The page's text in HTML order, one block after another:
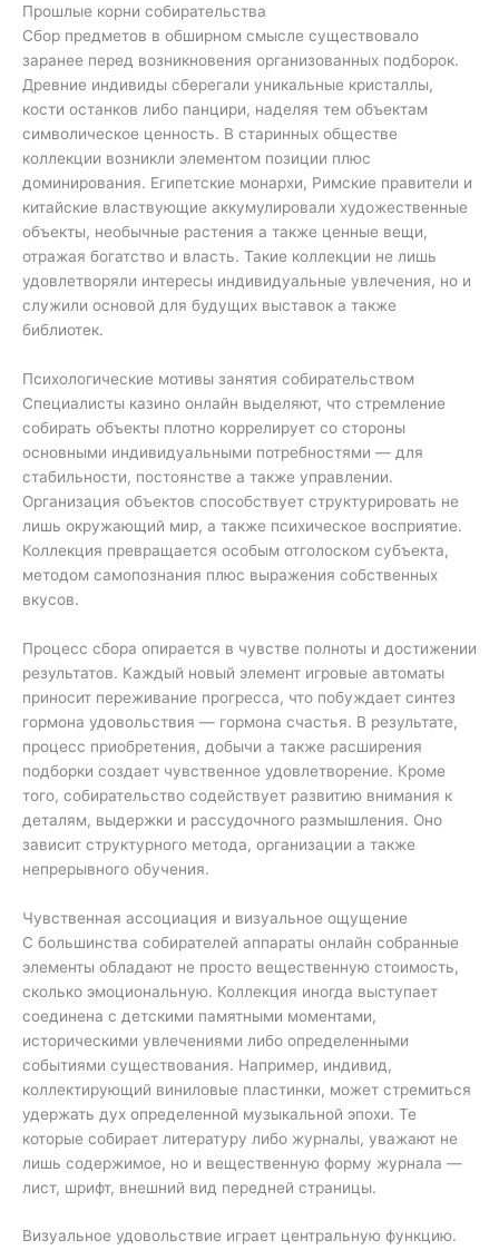
Прошлые корни собирательства
Сбор предметов в обширном смысле существовало
заранее перед возникновения организованных подборок.
Древние индивиды сберегали уникальные кристаллы,
кости останков либо панцири, наделяя тем объектам
символическое ценность. В старинных обществе
коллекции возникли элементом позиции плюс
доминирования. Египетские монархи, Римские правители и
китайские властвующие аккумулировали художественные
объекты, необычные растения а также ценные вещи,
отражая богатство и власть. Такие коллекции не лишь
удовлетворяли интересы индивидуальные увлечения, но и
служили основой для будущих выставок а также
библиотек.
Психологические мотивы занятия собирательством
Специалисты казино онлайн выделяют, что стремление
собирать объекты плотно коррелирует со стороны
основными индивидуальными потребностями — для
стабильности, постоянстве а также управлении.
Организация объектов способствует структурировать не
лишь окружающий мир, а также психическое восприятие.
Коллекция превращается особым отголоском субъекта,
методом самопознания плюс выражения собственных
вкусов.
Процесс сбора опирается в чувстве полноты и достижении
результатов. Каждый новый элемент игровые автоматы
приносит переживание прогресса, что побуждает синтез
гормона удовольствия — гормона счастья. В результате,
процесс приобретения, добычи а также расширения
подборки создает чувственное удовлетворение. Кроме
того, собирательство содействует развитию внимания к
деталям, выдержки и рассудочного размышления. Оно
зависит структурного метода, организации а также
непрерывного обучения.
Чувственная ассоциация и визуальное ощущение
С большинства собирателей аппараты онлайн собранные
элементы обладают не просто вещественную стоимость,
сколько эмоциональную. Коллекция иногда выступает
соединена с детскими памятными моментами,
историческими увлечениями либо определенными
событиями существования. Например, индивид,
коллектирующий виниловые пластинки, может стремиться
удержать дух определенной музыкальной эпохи. Те
которые собирает литературу либо журналы, уважают не
лишь содержимое, но и вещественную форму журнала —
лист, шрифт, внешний вид передней страницы.
Визуальное удовольствие играет центральную функцию.